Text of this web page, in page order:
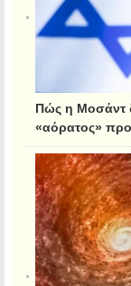
Πώς η Μοσάντ
«αόρατος»